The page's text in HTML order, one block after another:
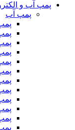
پمپ آب و
پمپ آب